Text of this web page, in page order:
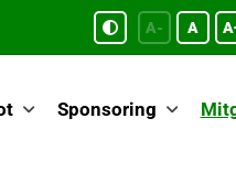
A- A
Sponsoring